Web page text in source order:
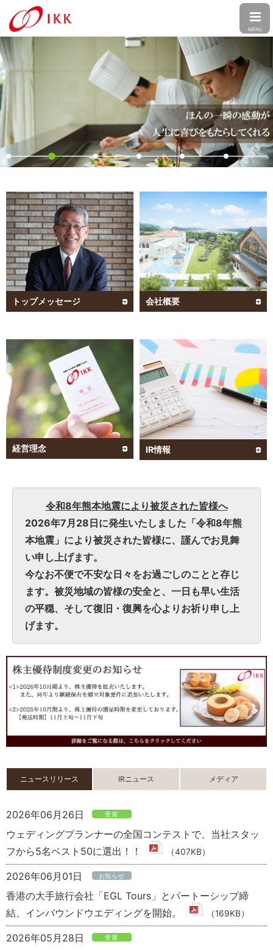
CLOSE
MENU
トップメッセージ 会社概要
経営理念 IR情報
令和8年熊本地震により被災された皆様へ
2026年7月28日に発生いたしました「令和8年熊
本地震」により被災された皆様に、謹んでお見舞
い申し上げます。
今なお不便で不安な日々をお過ごしのことと存じ
ます。被災地域の皆様の安全と、一日も早い生活
の平穏、そして復旧・復興を心よりお祈り申し上
げます。
ニュースリリース IRニュース メディア
2026年06月26日 受賞
ウェディングプランナーの全国コンテストで、当社スタッ
フから5名ベスト50に選出！！
（407KB）
2026年06月01日 お知らせ
香港の大手旅行会社「EGL Tours」とパートーシップ締
結、インバウンドウエディングを開始。
（169KB）
2026年05月28日 受賞
企業情報
会社概要
企業文化
行動憲章 コーポレート・ガバナンス
ニュースリリース
アクセス 出店候補地募集
事業紹介
婚礼事業 介護事業
食品事業 フォト事業
株主・投資家の皆さまへ
トップメッセージ 経営方針
IRニュース ファン株主の皆さまへ
アイ・ケイ・ケイについて
IR資料室 株式情報
電子公告 IRカレンダー
IRよくあるご質問 IRサイトの使い方
アイ・ケイ・ケイ株式会社 PT.IKK INDONESIA
アイケア株式会社 株式会社明徳庵
Ambihone株式会社
採用情報
新卒採用 キャリア採用
アルバイト採用
ESG・SDGs
個人情報保護方針
カスタマーハラスメントに対する基
本方針
サイトマップ お問い合わせ